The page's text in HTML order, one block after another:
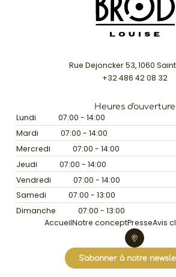
Rue Dejoncker 53, 1060
+32 486 42 08 32
Heures d'ouverture
Lundi
07:00 - 14:00
Mardi
07:00 - 14:00
Mercredi
07:00 - 14:00
Jeudi
07:00 - 14:00
Vendredi
07:00 - 14:00
Samedi
07:00 - 13:00
Dimanche
07:00 - 13:00
AccueilNotre conceptPresseAvis
S'abonner à notre